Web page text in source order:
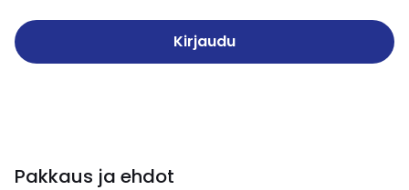
Kirjaudu
Pakkaus ja ehdot